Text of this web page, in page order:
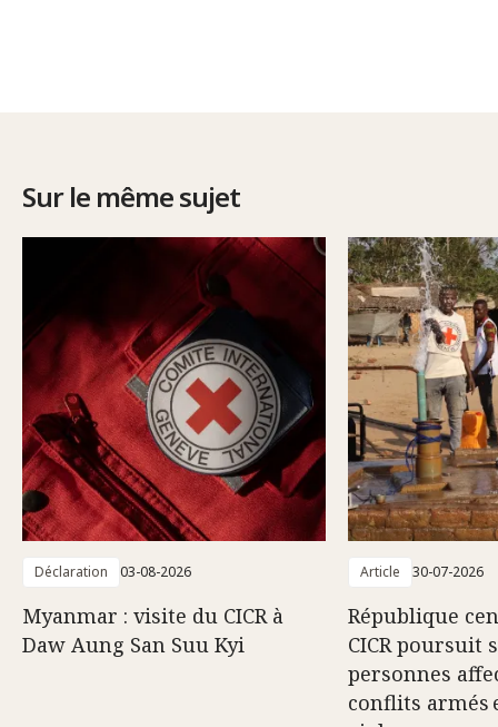
Sur le même sujet
Déclaration 03-08-2026
Myanmar : visite du CICR à
Daw Aung San Suu Kyi
Article 30-07-2026
République
CICR poursuit
personnes
conflits armés